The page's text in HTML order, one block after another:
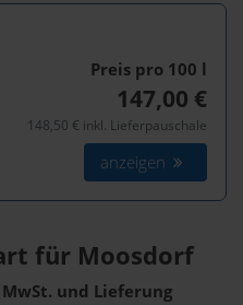
Preis pro 100 l
147,00 €
148,50 € inkl. Lieferpauschale
anzeigen
für Moosdorf
und Lieferung